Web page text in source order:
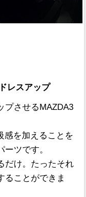
レスアップ
プさせるMAZDA3
感を加えることを
ツです。
だけ。たったそれ
ることができま